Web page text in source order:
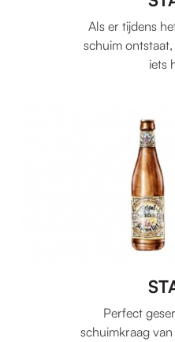
Als er tijdens
schuim
iets
Perfect
schuimkraag